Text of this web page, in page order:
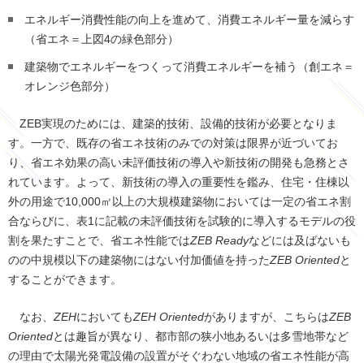
エネルギー消費性能の向上を進めて、消費エネルギー量を減らす
（省エネ＝上図4の緑色部分）
建築物でエネルギーをつくって消費エネルギーを補う（創エネ＝
オレンジ色部分）
ZEB実現のためには、建築的技術、設備的技術が必要となりま
す。一方で、既存の省エネ技術のみでの対策は限界が近づいてお
り、省エネ効果の高い未評価技術の導入や新技術の開発も急務とさ
れています。よって、新技術の導入の重要性を鑑み、住宅・住棟以
外の用途で10,000㎡以上の大規模建築物においては一定の省エネ割
合ならびに、表1に記載の未評価技術を試験的に導入するモデルの役
割を果たすことで、省エネ性能ではZEB Readyなどには及ばないも
のの中規模以下の建築物にはない付加価値を持ったZEB Orientedと
することができます。
なお、 ZEHにおいてもZEH Orientedがありますが、こちらはZEB
Orientedとは趣旨が異なり、都市部の狭小地あるいは多雪地帯など
の理由で太陽光発電設備の設置がそぐわない地域の省エネ性能が高